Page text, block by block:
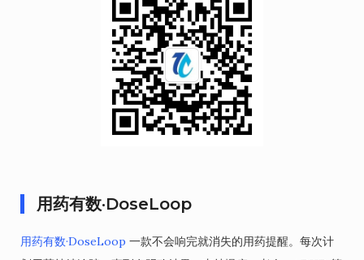
用药有数·DoseLoop
用药有数·DoseLoop 一款不会响完就消失的用药提醒。每次计